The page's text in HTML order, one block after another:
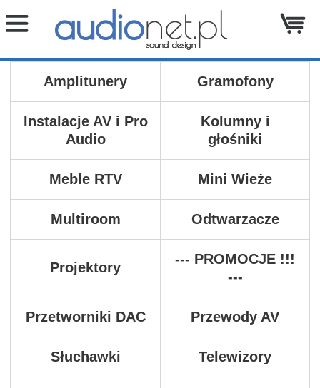
Amplitunery Gramofony
Instalacje AV i Pro
Audio
Kolumny i
głośniki
Meble RTV Mini Wieże
Multiroom Odtwarzacze
Projektory
--- PROMOCJE !!!
---
Przetworniki DAC Przewody AV
Słuchawki Telewizory